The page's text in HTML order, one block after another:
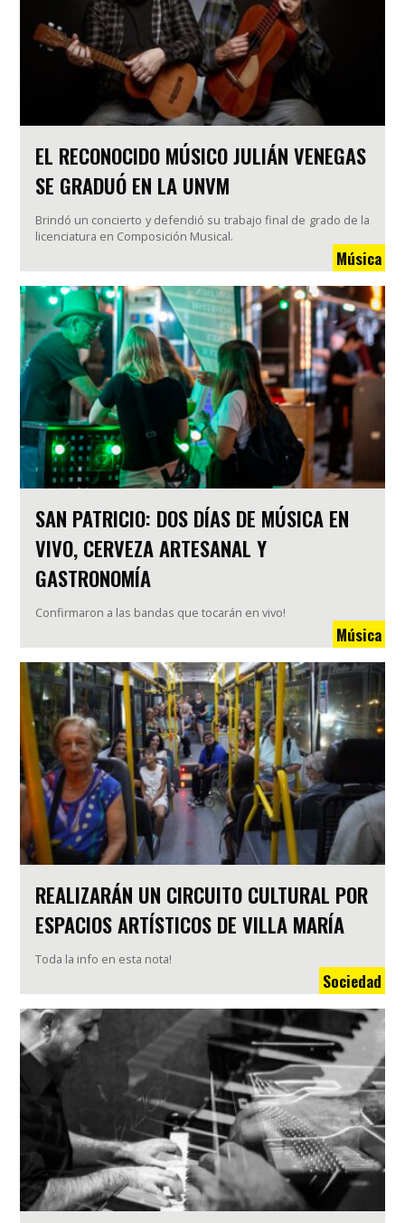
EL RECONOCIDO MÚSICO JULIÁN VENEGAS
SE GRADUÓ EN LA UNVM
Brindó un concierto y defendió su trabajo final de grado de la
licenciatura en Composición Musical.
Música
SAN PATRICIO: DOS DÍAS DE MÚSICA EN
VIVO, CERVEZA ARTESANAL Y
GASTRONOMÍA
Confirmaron a las bandas que tocarán en vivo!
Música
REALIZARÁN UN CIRCUITO CULTURAL POR
ESPACIOS ARTÍSTICOS DE VILLA MARÍA
Toda la info en esta nota!
Sociedad